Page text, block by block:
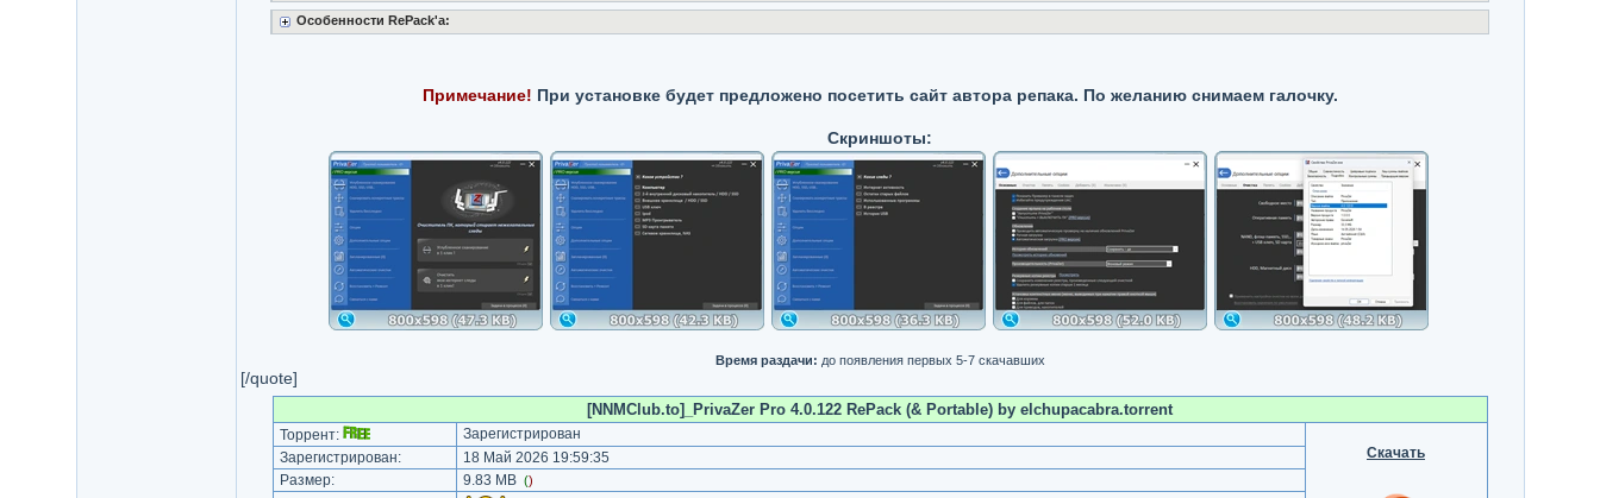
Особенности RePack'a:
Примечание! При установке будет предложено посетить сайт автора репака. По желанию снимаем галочку.
Скриншоты:
Время раздачи: до появления первых 5-7 скачавших
[/quote]
[NNMClub.to]_PrivaZer Pro 4.0.122 RePack (& Portable) by elchupacabra.torrent
Торрент:
Зарегистрирован
Скачать
Зарегистрирован:
18 Май 2026 19:59:35
Размер:
9.83 MB ()